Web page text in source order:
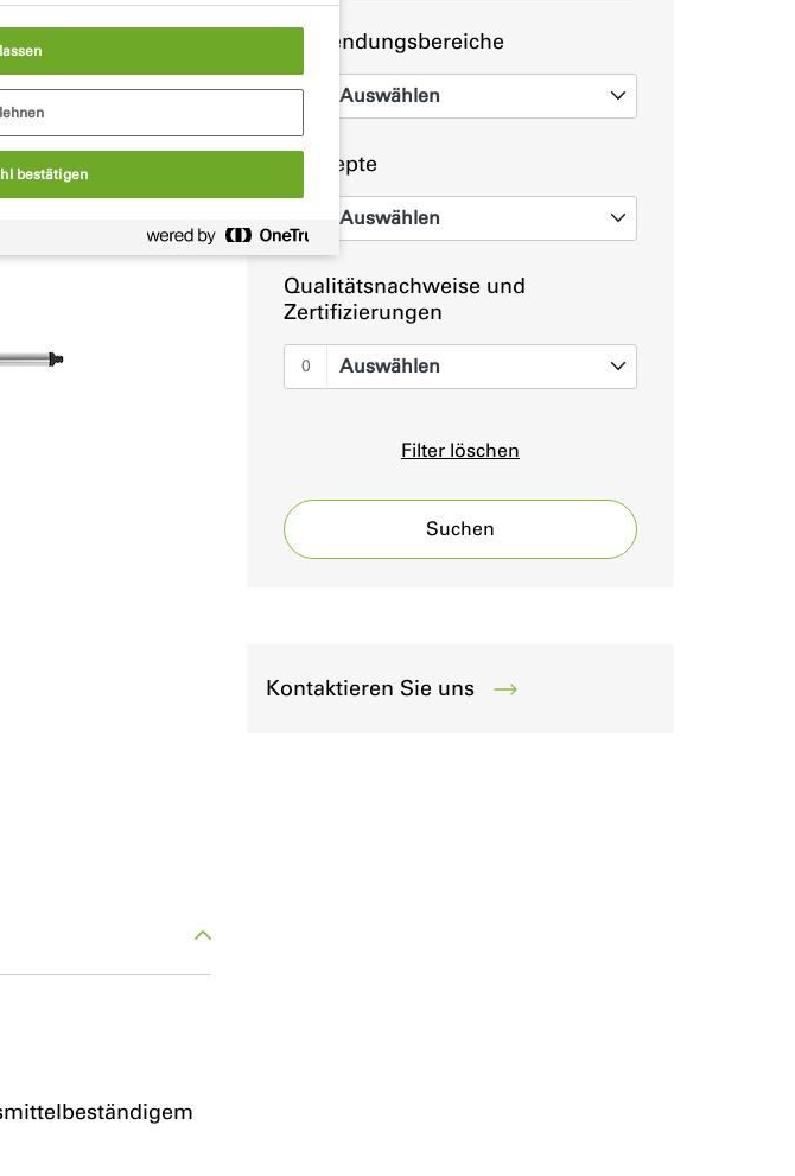
Anwendungsbereiche
0 Auswählen
Konzepte
Auswählen
Qualitätsnachweise und
Zertifizierungen
0 Auswählen
Filter löschen
Suchen
Kontaktieren Sie uns
auf die
und Schaum-
bestätigen